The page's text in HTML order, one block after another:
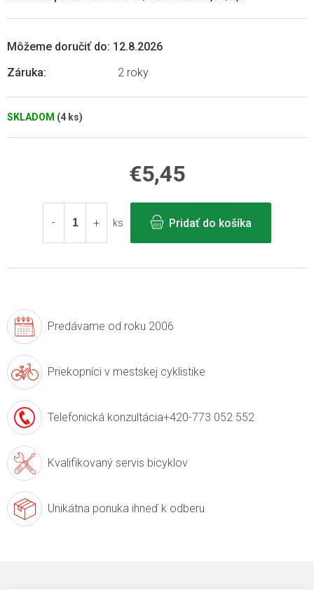
SKLADOM (4 ks)
Môžeme doručiť do: 12.8.2026
Záruka: 2 roky
€5,45
cena:
ks
Pridať do košíka
Predávame od roku 2006
Priekopníci v mestskej cyklistike
Telefonická konzultácia+420-773 052 552
Kvalifikovaný servis bicyklov
Unikátna ponuka ihneď k odberu